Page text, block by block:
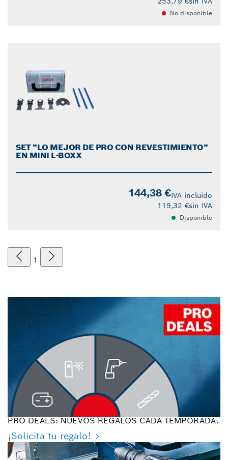
No disponible
SET "LO MEJOR DE PRO CON REVESTIMIENTO"
EN MINI L-BOXX
144,38 €IVA incluido
119,32 €sin IVA
Disponible
1
PRO DEALS: NUEVOS REGALOS CADA TEMPORADA.
¡Solicita tu regalo!